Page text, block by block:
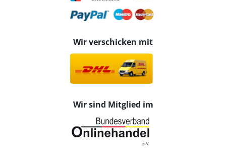
Wir verschicken mit
Wir sind Mitglied im